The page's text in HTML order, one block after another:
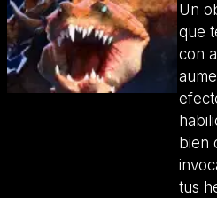
Un
que
con
bien
tus